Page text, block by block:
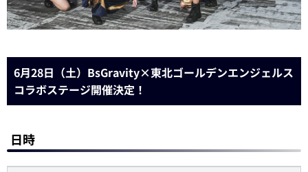
6月28日（土）BsGravity×東北ゴールデンエンジェルス
コラボステージ開催決定！
日時